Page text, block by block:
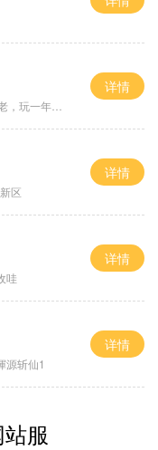
不腻，屠龙
详情
区
详情
哇
详情
源斩仙1
详情
服